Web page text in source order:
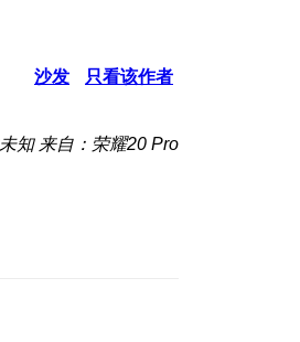
沙发 只看该作者
知 来自：荣耀20 Pro